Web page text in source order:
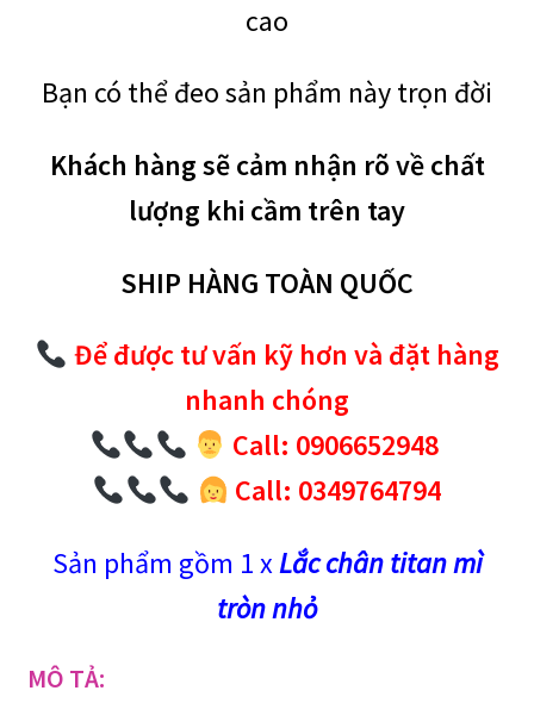
cao
Bạn có thể đeo sản phẩm này trọn đời
Khách hàng sẽ cảm nhận rõ về chất
lượng khi cầm trên tay
SHIP HÀNG TOÀN QUỐC
Để được tư vấn kỹ hơn và đặt hàng
nhanh chóng
Call: 0906652948
Call: 0349764794
Sản phẩm gồm 1 xLắc chân titan mì
tròn nhỏ
MÔ TẢ: